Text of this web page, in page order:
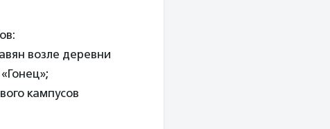
возле деревни
кампусов